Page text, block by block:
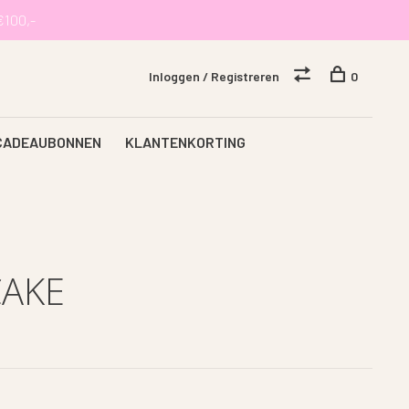
KLANTENKORTING
Inloggen / Registreren 0